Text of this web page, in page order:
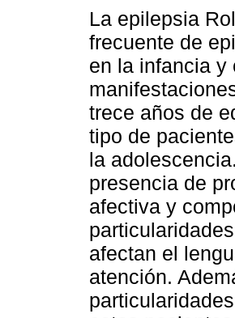
La epilepsia
frecuente de
en la infancia y
trece años de
tipo de
la
presencia de
afectiva y
afectan el
atención.